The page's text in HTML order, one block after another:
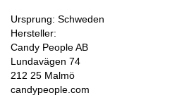
Ursprung: Schweden
Hersteller:
Candy People AB
Lundavägen 74
212 25 Malmö
candypeople.com